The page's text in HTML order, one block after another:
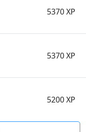
5370 XP
5370 XP
5200 XP